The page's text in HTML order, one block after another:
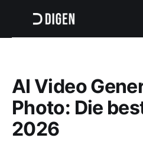
AI Video
Photo: Die
2026